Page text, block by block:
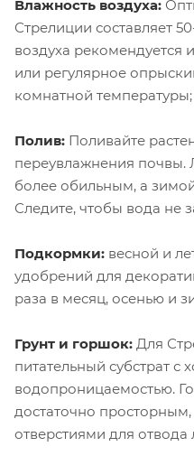
Влажность воздуха:
Стрелиции составляет
воздуха рекомендуется
или регулярное
комнатной температуры;
Полив: Поливайте
переувлажнения
более обильным, а зимой
Следите, чтобы вода не
Подкормки: весной и
удобрений для
раза в месяц, осенью и
Грунт и горшок: Для
питательный субстрат с
водопроницаемостью.
достаточно
отверстиями для